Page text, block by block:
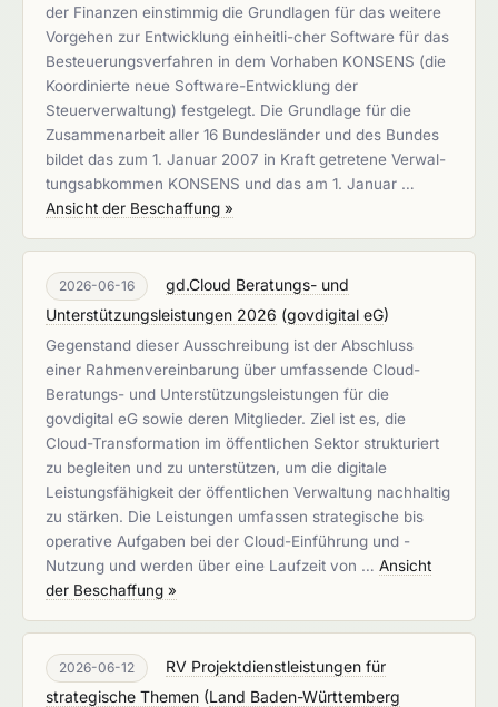
der Finanzen einstimmig die Grundlagen für das weitere
Vorgehen zur Entwicklung einheitli-cher Software für das
Besteuerungsverfahren in dem Vorhaben KONSENS (die
Koordinierte neue Software-Entwicklung der
Steuerverwaltung) festgelegt. Die Grundlage für die
Zusammenarbeit aller 16 Bundesländer und des Bundes
bildet das zum 1. Januar 2007 in Kraft getretene Verwal-
tungsabkommen KONSENS und das am 1. Januar …
Ansicht der Beschaffung »
2026-06-16
gd.Cloud Beratungs- und
Unterstützungsleistungen 2026 (govdigital eG)
Gegenstand dieser Ausschreibung ist der Abschluss
einer Rahmenvereinbarung über umfassende Cloud-
Beratungs- und Unterstützungsleistungen für die
govdigital eG sowie deren Mitglieder. Ziel ist es, die
Cloud-Transformation im öffentlichen Sektor strukturiert
zu begleiten und zu unterstützen, um die digitale
Leistungsfähigkeit der öffentlichen Verwaltung nachhaltig
zu stärken. Die Leistungen umfassen strategische bis
operative Aufgaben bei der Cloud-Einführung und -
Nutzung und werden über eine Laufzeit von … Ansicht
der Beschaffung »
2026-06-12
RV Projektdienstleistungen für
strategische Themen (Land Baden-Württemberg